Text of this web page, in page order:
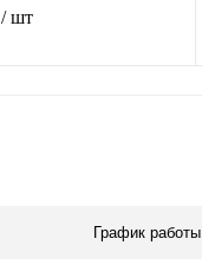
/ шт
График работы